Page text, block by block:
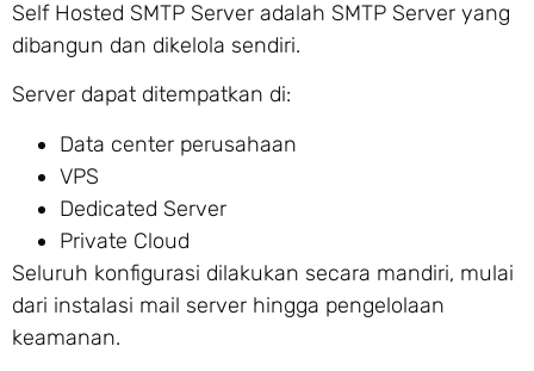
Self Hosted SMTP Server adalah SMTP Server yang
dibangun dan dikelola sendiri.
Server dapat ditempatkan di:
Data center perusahaan
VPS
Dedicated Server
Private Cloud
Seluruh konfigurasi dilakukan secara mandiri, mulai
dari instalasi mail server hingga pengelolaan
keamanan.